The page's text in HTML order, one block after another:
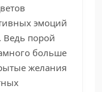
эмоций
Ведь порой
больше
желания